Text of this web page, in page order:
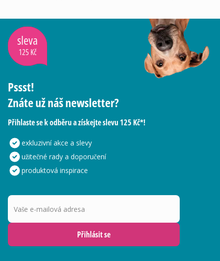
sleva
125 Kč
Pssst!
Znáte už náš newsletter?
Přihlaste se k odběru a získejte slevu 125 Kč*!
exkluzivní akce a slevy
užitečné rady a doporučení
produktová inspirace
Vaše e-mailová adresa
Přihlásit se